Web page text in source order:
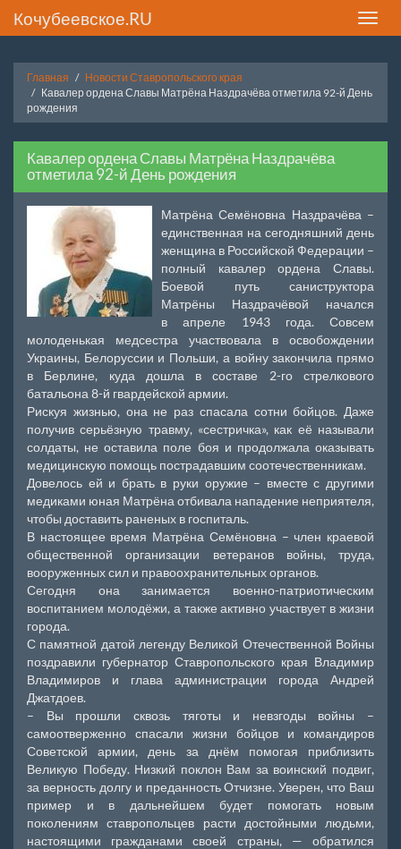
Toggle
Кочубеевское.RU
Главная
Новости Ставропольского края
Кавалер ордена Славы Матрёна Наздрачёва отметила 92-й День
рождения
Кавалер ордена Славы Матрёна Наздрачёва
отметила 92-й День рождения
Матрёна Семёновна Наздрачёва –
единственная на сегодняшний день
женщина в Российской Федерации –
полный кавалер ордена Славы.
Боевой путь саниструктора
Матрёны Наздрачёвой начался
в апреле 1943 года. Совсем
молоденькая медсестра участвовала в освобождении
Украины, Белоруссии и Польши, а войну закончила прямо
в Берлине, куда дошла в составе 2-го стрелкового
батальона 8-й гвардейской армии.
Рискуя жизнью, она не раз спасала сотни бойцов. Даже
получив серьёзную травму, «сестричка», как её называли
солдаты, не оставила поле боя и продолжала оказывать
медицинскую помощь пострадавшим соотечественникам.
Довелось ей и брать в руки оружие – вместе с другими
медиками юная Матрёна отбивала нападение неприятеля,
чтобы доставить раненых в госпиталь.
В настоящее время Матрёна Семёновна – член краевой
общественной организации ветеранов войны, труда,
вооруженных сил и правоохранительных органов.
Сегодня она занимается военно-патриотическим
воспитанием молодёжи, а также активно участвует в жизни
города.
С памятной датой легенду Великой Отечественной Войны
поздравили губернатор Ставропольского края Владимир
Владимиров и глава администрации города Андрей
Джатдоев.
– Вы прошли сквозь тяготы и невзгоды войны –
самоотверженно спасали жизни бойцов и командиров
Советской армии, день за днём помогая приблизить
Великую Победу. Низкий поклон Вам за воинский подвиг,
за верность долгу и преданность Отчизне. Уверен, что Ваш
пример и в дальнейшем будет помогать новым
поколениям ставропольцев расти достойными людьми,
настоящими гражданами своей страны, — обратился